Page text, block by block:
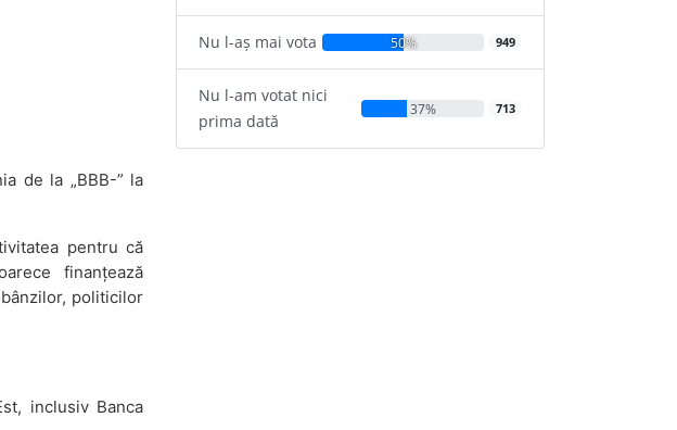
de la „BBB-” la
pentru că
finanțează
politicilor
inclusiv Banca
Nu l-aș mai vota 50% 949
Nu l-am votat nici
prima dată
37% 713